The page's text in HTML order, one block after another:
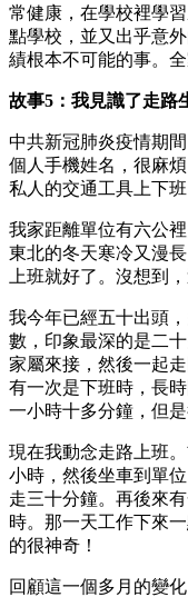
常健康，在學校裡學
點學校，並又出乎意
績根本不可能的事。
故事5：我見識了走路
中共新冠肺炎疫情期
個人手機姓名，很麻
私人的交通工具上下
我家距離單位有六公
東北的冬天寒冷又漫
上班就好了。沒想到
我今年已經五十出頭
數，印象最深的是二
家屬來接，然後一起
有一次是下班時，長
一小時十多分鐘，但
現在我動念走路上班
小時，然後坐車到單
走三十分鐘。再後來
時。那一天工作下來
的很神奇！
回顧這一個多月的變